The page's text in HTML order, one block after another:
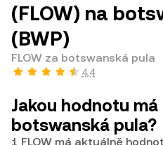
(FLOW) na
(BWP)
FLOW za botswanská pula
4,4
Jakou hodnotu má
botswanská pula?
1 FLOW má aktuálně